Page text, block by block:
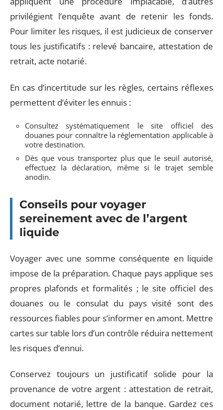
privilégient l’enquête avant de retenir les fonds.
Pour limiter les risques, il est judicieux de conserver
tous les justificatifs : relevé bancaire, attestation de
retrait, acte notarié.
En cas d’incertitude sur les règles, certains réflexes
permettent d’éviter les ennuis :
Consultez systématiquement le site officiel des
douanes pour connaître la réglementation applicable à
votre destination.
Dès que vous transportez plus que le seuil autorisé,
effectuez la déclaration, même si le trajet semble
anodin.
Conseils pour voyager
sereinement avec de l’argent
liquide
Voyager avec une somme conséquente en liquide
impose de la préparation. Chaque pays applique ses
propres plafonds et formalités ; le site officiel des
douanes ou le consulat du pays visité sont des
ressources fiables pour s’informer en amont. Mettre
cartes sur table lors d’un contrôle réduira nettement
les risques d’ennui.
Conservez toujours un justificatif solide pour la
provenance de votre argent : attestation de retrait,
document notarié, lettre de la banque. Gardez ces